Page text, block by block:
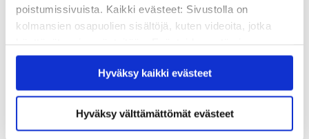
poistumissivuista. Kaikki evästeet: Sivustolla on
kolmansien osapuolien sisältöjä, kuten videoita, jotka
saattaa estää näiden sisältöjen näkymisen.
Hyväksymällä kaikki evästeet varmistat, että kaikki
sisältö on käytettävissäsi.
Hyväksy kaikki evästeet
Hyväksy välttämättömät evästeet
Valtio tarvitsee tuekseen vahvan ja toimeliaan
kansalaisyhteiskunnan, kirjoittaa Kvs-säätiön
toimitusjohtaja Lauri Tuomi.